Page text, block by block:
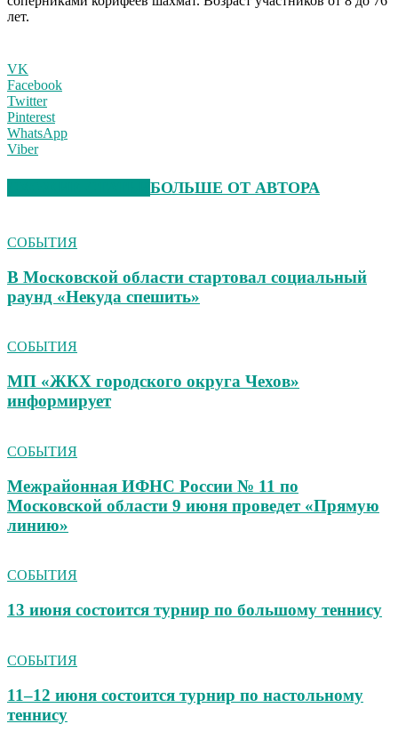
лет.
VK
Facebook
Twitter
Pinterest
WhatsApp
Viber
БОЛЬШЕ ОТ АВТОРА
СОБЫТИЯ
В Московской области стартовал социальный
раунд «Некуда спешить»
СОБЫТИЯ
МП «ЖКХ городского округа Чехов»
информирует
СОБЫТИЯ
Межрайонная ИФНС России № 11 по
Московской области 9 июня проведет «Прямую
линию»
СОБЫТИЯ
13 июня состоится турнир по большому теннису
СОБЫТИЯ
11–12 июня состоится турнир по настольному
теннису